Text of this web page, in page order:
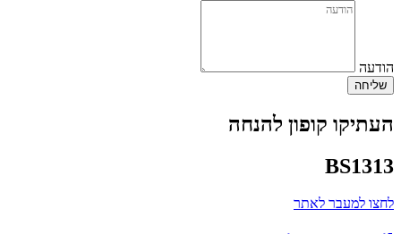
הודעה
שליחה
העתיקו קופון להנחה
BS1313
לחצו למעבר לאתר